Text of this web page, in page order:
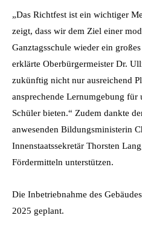
„Das Richtfest ist ein wichtiger
zeigt, dass wir dem Ziel einer
Ganztagsschule wieder ein
erklärte Oberbürgermeister Dr.
zukünftig nicht nur ausreichend
ansprechende Lernumgebung für
Schüler bieten.“ Zudem dankte
anwesenden Bildungsministerin
Innenstaatssekretär Thorsten
Fördermitteln unterstützen.
Die Inbetriebnahme des
2025 geplant.